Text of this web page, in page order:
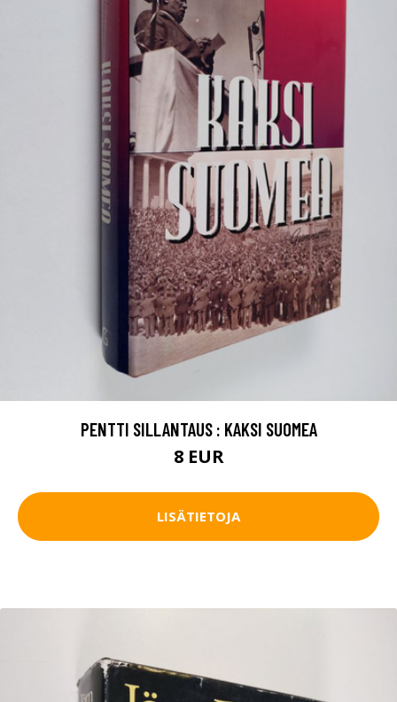
PENTTI SILLANTAUS : KAKSI SUOMEA
8 EUR
LISÄTIETOJA